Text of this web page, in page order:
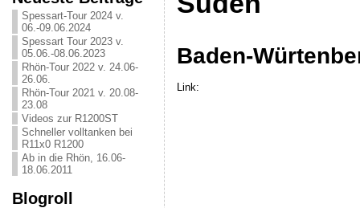
Spessart-Tour 2024 v.
06.-09.06.2024
Spessart Tour 2023 v.
05.06.-08.06.2023
Rhön-Tour 2022 v. 24.06-
26.06.
Rhön-Tour 2021 v. 20.08-
23.08
Videos zur R1200ST
Schneller volltanken bei
R11x0 R1200
Ab in die Rhön, 16.06-
18.06.2011
Blogroll
Baden-
Link: